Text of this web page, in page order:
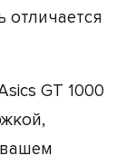
отличается
GT 1000